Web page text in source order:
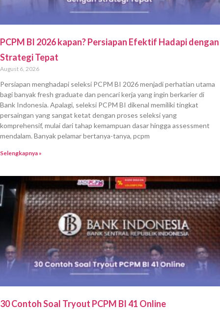
PCPM BI 2026 kapan? Persiapan Efektif Hadapi dengan
Strategi Tepat
August 6, 2026
Persiapan menghadapi seleksi PCPM BI 2026 menjadi perhatian utama
bagi banyak fresh graduate dan pencari kerja yang ingin berkarier di
Bank Indonesia. Apalagi, seleksi PCPM BI dikenal memiliki tingkat
persaingan yang sangat ketat dengan proses seleksi yang
komprehensif, mulai dari tahap kemampuan dasar hingga assessment
mendalam. Banyak pelamar bertanya-tanya, pcpm
Selengkapnya »
30 Contoh Soal Tryout PCPM BI 41 Online